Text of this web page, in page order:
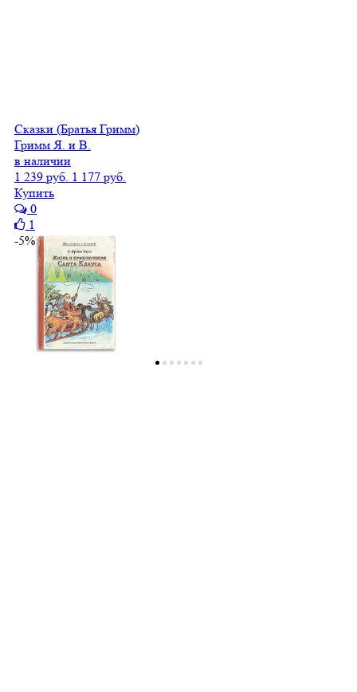
Сказки (Братья Гримм)
Гримм Я. и В.
в наличии
1 239 руб. 1 177 руб.
Купить
0
1
-5%